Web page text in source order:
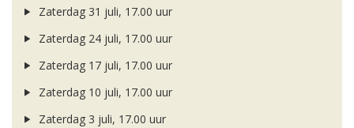
Zaterdag 31 juli, 17.00 uur
Zaterdag 24 juli, 17.00 uur
Zaterdag 17 juli, 17.00 uur
Zaterdag 10 juli, 17.00 uur
Zaterdag 3 juli, 17.00 uur